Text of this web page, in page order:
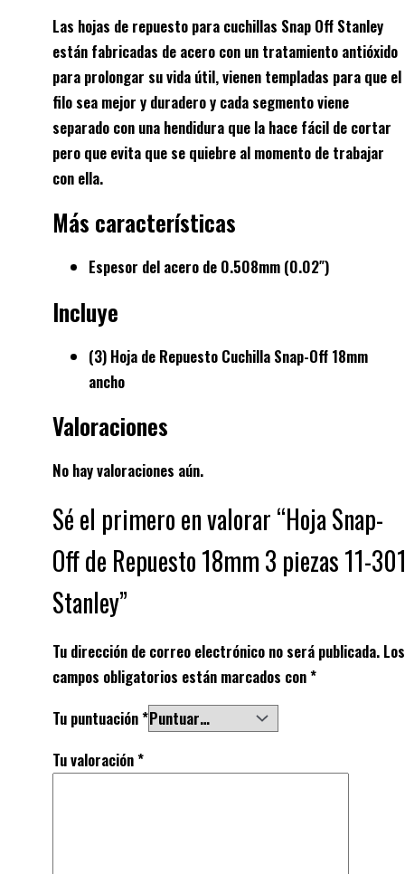
Las hojas de repuesto para cuchillas Snap Off Stanley
están fabricadas de acero con un tratamiento antióxido
para prolongar su vida útil, vienen templadas para que el
filo sea mejor y duradero y cada segmento viene
separado con una hendidura que la hace fácil de cortar
pero que evita que se quiebre al momento de trabajar
con ella.
Más características
Espesor del acero de 0.508mm (0.02″)
Incluye
(3) Hoja de Repuesto Cuchilla Snap-Off 18mm
ancho
Valoraciones
No hay valoraciones aún.
Sé el primero en valorar “Hoja Snap-
Off de Repuesto 18mm 3 piezas 11-
Stanley”
Tu dirección de correo electrónico no será publicada. Los
campos obligatorios están marcados con*
Tu puntuación*
Tu valoración*